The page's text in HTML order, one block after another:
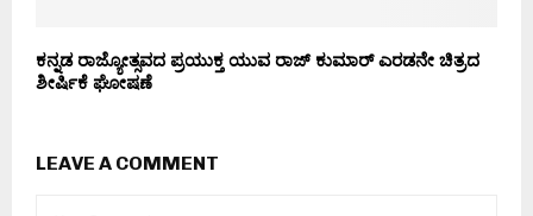
ಕನ್ನಡ ರಾಜ್ಯೋತ್ಸವದ ಪ್ರಯುಕ್ತ ಯುವ ರಾಜ್ ಕುಮಾರ್ ಎರಡನೇ ಚಿತ್ರದ
ಶೀರ್ಷಿಕೆ ಘೋಷಣೆ
LEAVE A COMMENT